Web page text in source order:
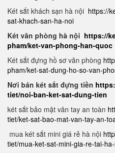
Két sắt khách sạn hà nội https://
sat-khach-san-ha-noi
Két văn phòng hà nội https://
pham/ket-van-phong-han-quoc
Két sắt đựng hồ sơ văn phòng
pham/ket-sat-dung-ho-so-van-
Nơi bán két sắt đựng tiền
tiet/noi-ban-ket-sat-dung-tien
két sắt bảo mật vân tay an toàn
tiet/ket-sat-bao-mat-van-tay-an-
mua két sắt mini giá rẻ hà nội
tiet/mua-ket-sat-mini-gia-re-tai-